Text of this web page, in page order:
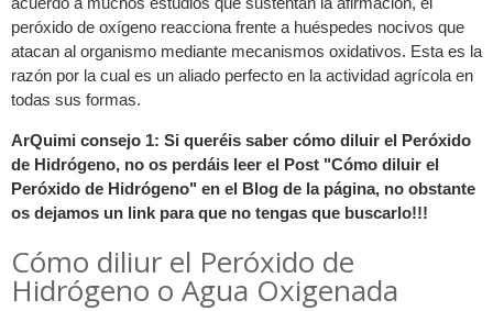
peróxido de oxígeno reacciona frente a huéspedes nocivos que
atacan al organismo mediante mecanismos oxidativos. Esta es la
razón por la cual es un aliado perfecto en la actividad agrícola en
todas sus formas.
ArQuimi consejo 1: Si queréis saber cómo diluir el Peróxido
de Hidrógeno, no os perdáis leer el Post "Cómo diluir el
Peróxido de Hidrógeno" en el Blog de la página, no obstante
os dejamos un link para que no tengas que buscarlo!!!
Cómo diliur el Peróxido de
Hidrógeno o Agua Oxigenada